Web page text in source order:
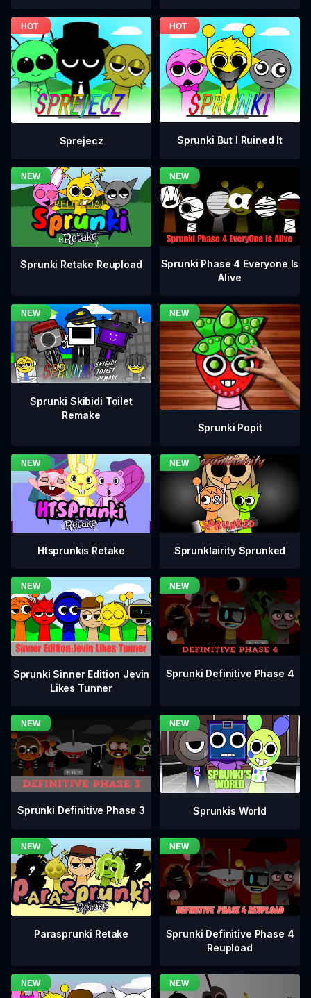
Sprejecz Sprunki But I Ruined It
Sprunki Retake Reupload
Sprunki Phase 4 Everyone Is
Alive
Sprunki Skibidi Toilet
Remake
Sprunki Popit
Htsprunkis Retake Sprunklairity Sprunked
Sprunki Sinner Edition Jevin
Likes Tunner
Sprunki Definitive Phase 4
Sprunki Definitive Phase 3 Sprunkis World
Parasprunki Retake
Sprunki Definitive Phase 4
Reupload